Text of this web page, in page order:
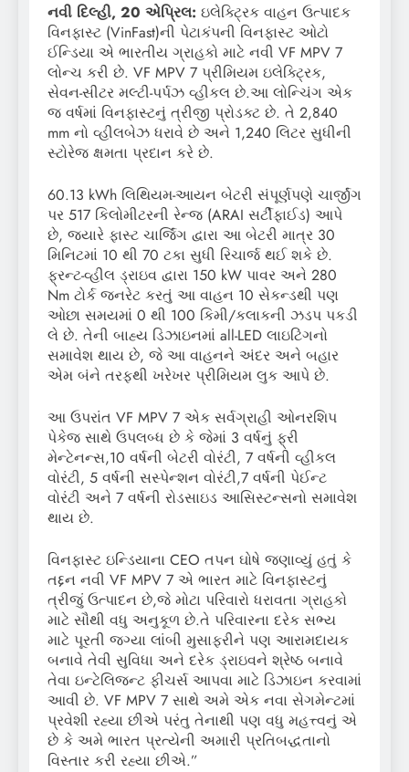
નવી દિલ્હી, 20 એપ્રિલ: ઇલેક્ટ્રિક વાહન ઉત્પાદક
વિનફાસ્ટ (VinFast)ની પેટાકંપની વિનફાસ્ટ ઓટો
ઈન્ડિયા એ ભારતીય ગ્રાહકો માટે નવી VF MPV 7
લોન્ચ કરી છે. VF MPV 7 પ્રીમિયમ ઇલેક્ટ્રિક,
સેવન-સીટર મલ્ટી-પર્પઝ વ્હીકલ છે.આ લોન્ચિંગ એક
જ વર્ષમાં વિનફાસ્ટનું ત્રીજી પ્રોડક્ટ છે. તે 2,840
mm નો વ્હીલબેઝ ધરાવે છે અને 1,240 લિટર સુધીની
સ્ટોરેજ ક્ષમતા પ્રદાન કરે છે.
60.13 kWh લિથિયમ-આયન બેટરી સંપૂર્ણપણે ચાર્જીંગ
પર 517 કિલોમીટરની રેન્જ (ARAI સર્ટીફાઈડ) આપે
છે, જ્યારે ફાસ્ટ ચાર્જિંગ દ્વારા આ બેટરી માત્ર 30
મિનિટમાં 10 થી 70 ટકા સુધી રિચાર્જ થઈ શકે છે.
ફ્રન્ટ-વ્હીલ ડ્રાઇવ દ્વારા 150 kW પાવર અને 280
Nm ટોર્ક જનરેટ કરતું આ વાહન 10 સેકન્ડથી પણ
ઓછા સમયમાં 0 થી 100 કિમી/કલાકની ઝડપ પકડી
લે છે. તેની બાહ્ય ડિઝાઇનમાં all-LED લાઇટિંગનો
સમાવેશ થાય છે, જે આ વાહનને અંદર અને બહાર
એમ બંને તરફથી ખરેખર પ્રીમિયમ લુક આપે છે.
આ ઉપરાંત VF MPV 7 એક સર્વગ્રાહી ઓનરશિપ
પેકેજ સાથે ઉપલબ્ધ છે કે જેમાં 3 વર્ષનું ફ્રી
મેન્ટેનન્સ,10 વર્ષની બેટરી વોરંટી, 7 વર્ષની વ્હીકલ
વોરંટી, 5 વર્ષની સસ્પેન્શન વોરંટી,7 વર્ષની પેઈન્ટ
વોરંટી અને 7 વર્ષની રોડસાઇડ આસિસ્ટન્સનો સમાવેશ
થાય છે.
વિનફાસ્ટ ઇન્ડિયાના CEO તપન ઘોષે જણાવ્યું હતું કે
તદ્દન નવી VF MPV 7 એ ભારત માટે વિનફાસ્ટનું
ત્રીજું ઉત્પાદન છે,જે મોટા પરિવારો ધરાવતા ગ્રાહકો
માટે સૌથી વધુ અનુકૂળ છે.તે પરિવારના દરેક સભ્ય
માટે પૂરતી જગ્યા લાંબી મુસાફરીને પણ આરામદાયક
બનાવે તેવી સુવિધા અને દરેક ડ્રાઇવને શ્રેષ્ઠ બનાવે
તેવા ઇન્ટેલિજન્ટ ફીચર્સ આપવા માટે ડિઝાઇન કરવામાં
આવી છે. VF MPV 7 સાથે અમે એક નવા સેગમેન્ટમાં
પ્રવેશી રહ્યા છીએ પરંતુ તેનાથી પણ વધુ મહત્ત્વનું એ
છે કે અમે ભારત પ્રત્યેની અમારી પ્રતિબદ્ધતાનો
વિસ્તાર કરી રહ્યા છીએ.”